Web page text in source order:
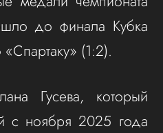
до финала Кубка
(1:2).
Гусева, который
с ноября 2025 года